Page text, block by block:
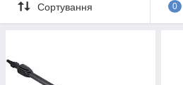
Сортування 0